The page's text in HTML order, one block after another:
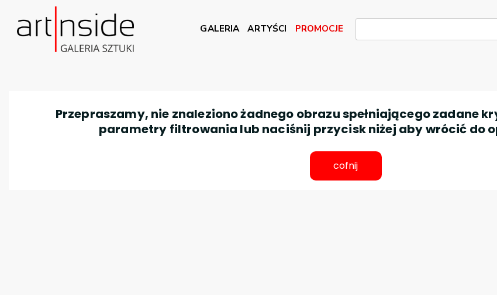
GALERIA ARTYŚCI PROMOCJE
Przepraszamy, nie znaleziono żadnego obrazu spełniającego zadane
parametry filtrowania lub naciśnij przycisk niżej aby wrócić do
cofnij